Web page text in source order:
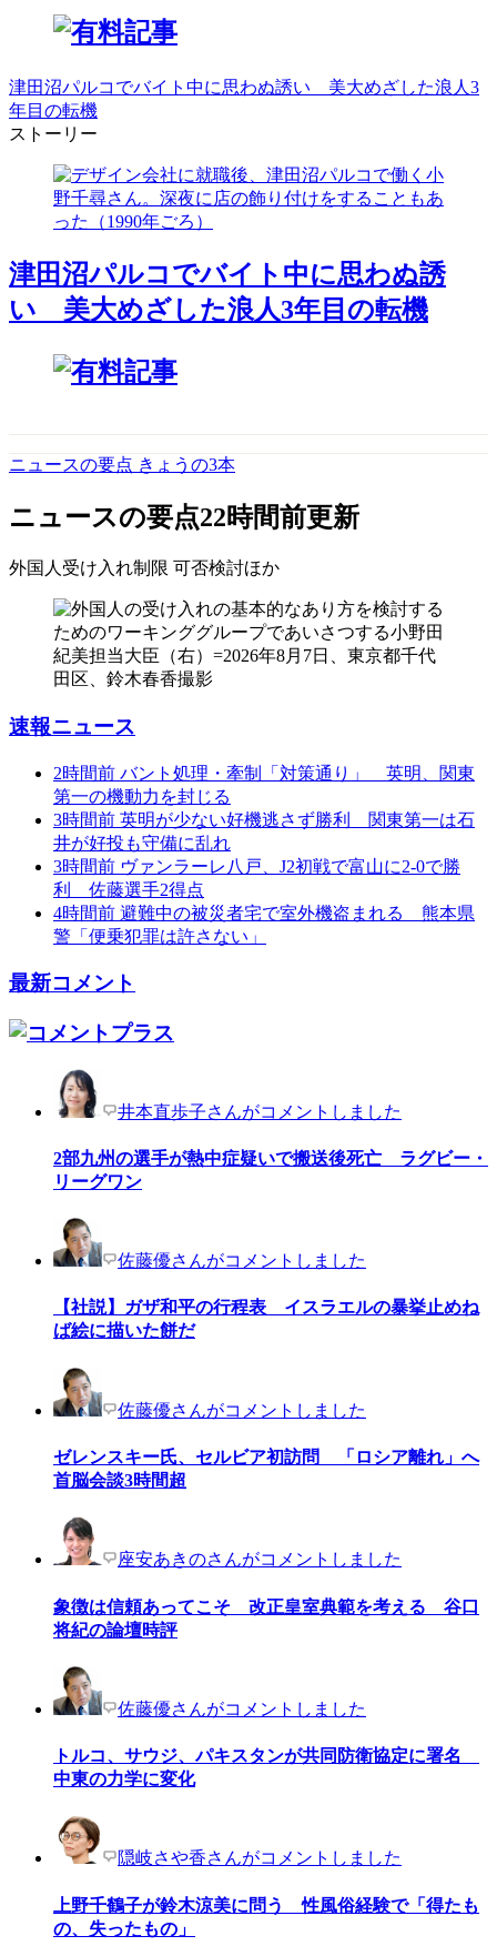
津田沼パルコでバイト中に思わぬ誘い 美大めざした浪人3
年目の転機
ストーリー
津田沼パルコでバイト中に思わぬ誘
い 美大めざした浪人3年目の転機
ニュースの要点 きょうの3本
ニュースの要点22時間前更新
外国人受け入れ制限 可否検討ほか
速報ニュース
2時間前 バント処理・牽制「対策通り」 英明、関東
第一の機動力を封じる
3時間前 英明が少ない好機逃さず勝利 関東第一は石
井が好投も守備に乱れ
3時間前 ヴァンラーレ八戸、J2初戦で富山に2-0で勝
利 佐藤選手2得点
4時間前 避難中の被災者宅で室外機盗まれる 熊本県
警「便乗犯罪は許さない」
最新コメント
井本直歩子さんがコメントしました
2部九州の選手が熱中症疑いで搬送後死亡 ラグビー・
リーグワン
佐藤優さんがコメントしました
【社説】ガザ和平の行程表 イスラエルの暴挙止めね
ば絵に描いた餅だ
佐藤優さんがコメントしました
ゼレンスキー氏、セルビア初訪問 「ロシア離れ」へ
首脳会談3時間超
座安あきのさんがコメントしました
象徴は信頼あってこそ 改正皇室典範を考える 谷口
将紀の論壇時評
佐藤優さんがコメントしました
トルコ、サウジ、パキスタンが共同防衛協定に署名
中東の力学に変化
隠岐さや香さんがコメントしました
上野千鶴子が鈴木涼美に問う 性風俗経験で「得たも
の、失ったもの」